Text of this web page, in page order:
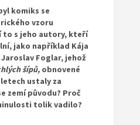
komiks se
vzoru
to s jeho autory, kteří
jako například Kája
Foglar, jehož
ýchšípů,obnovené
ustaly za
zemí původu? Proč
tolik vadilo?